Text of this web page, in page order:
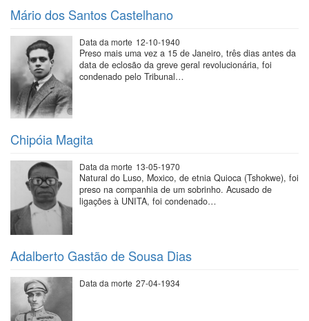
Mário dos Santos Castelhano
Data da morte 12-10-1940
Preso mais uma vez a 15 de Janeiro, três dias antes da
data de eclosão da greve geral revolucionária, foi
condenado pelo Tribunal…
Chipóia Magita
Data da morte 13-05-1970
Natural do Luso, Moxico, de etnia Quioca (Tshokwe), foi
preso na companhia de um sobrinho. Acusado de
ligações à UNITA, foi condenado…
Adalberto Gastão de Sousa Dias
Data da morte 27-04-1934